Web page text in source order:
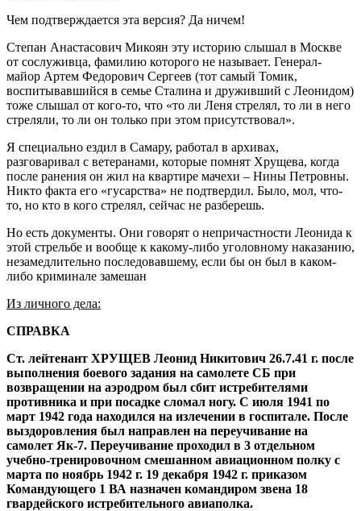
Чем подтверждается эта версия? Да ничем!
Степан Анастасович Микоян эту историю слышал в Москве
от сослуживца, фамилию которого не называет. Генерал-
майор Артем Федорович Сергеев (тот самый Томик,
воспитывавшийся в семье Сталина и друживший с Леонидом)
тоже слышал от кого-то, что «то ли Леня стрелял, то ли в него
стреляли, то ли он только при этом присутствовал».
Я специально ездил в Самару, работал в архивах,
разговаривал с ветеранами, которые помнят Хрущева, когда
после ранения он жил на квартире мачехи – Нины Петровны.
Никто факта его «гусарства» не подтвердил. Было, мол, что-
то, но кто в кого стрелял, сейчас не разберешь.
Но есть документы. Они говорят о непричастности Леонида к
этой стрельбе и вообще к какому-либо уголовному наказанию,
незамедлительно последовавшему, если бы он был в каком-
либо криминале замешан
Из личного дела:
СПРАВКА
Ст. лейтенант ХРУЩЕВ Леонид Никитович 26.7.41 г. после
выполнения боевого задания на самолете СБ при
возвращении на аэродром был сбит истребителями
противника и при посадке сломал ногу. С июля 1941 по
март 1942 года находился на излечении в госпитале. После
выздоровления был направлен на переучивание на
самолет Як-7. Переучивание проходил в 3 отдельном
учебно-тренировочном смешанном авиационном полку с
марта по ноябрь 1942 г. 19 декабря 1942 г. приказом
Командующего 1 ВА назначен командиром звена 18
гвардейского истребительного авиаполка.